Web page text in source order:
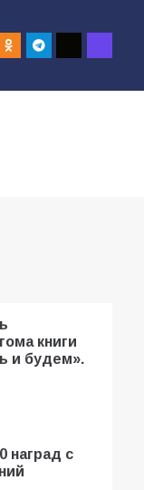
книги
и будем».
наград с